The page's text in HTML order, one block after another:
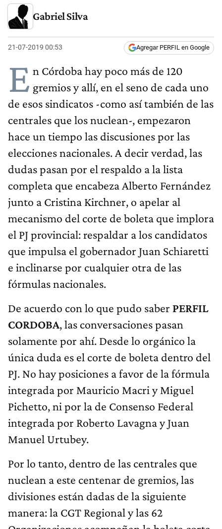
Gabriel Silva
21-07-2019 00:53 Agregar PERFIL en Google
E n Córdoba hay poco más de 120
gremios y allí, en el seno de cada uno
de esos sindicatos -como así también de las
centrales que los nuclean-, empezaron
hace un tiempo las discusiones por las
elecciones nacionales. A decir verdad, las
dudas pasan por el respaldo a la lista
completa que encabeza Alberto Fernández
junto a Cristina Kirchner, o apelar al
mecanismo del corte de boleta que implora
el PJ provincial: respaldar a los candidatos
que impulsa el gobernador Juan Schiaretti
e inclinarse por cualquier otra de las
fórmulas nacionales.
De acuerdo con lo que pudo saber PERFIL
CORDOBA, las conversaciones pasan
solamente por ahí. Desde lo orgánico la
única duda es el corte de boleta dentro del
PJ. No hay posiciones a favor de la fórmula
integrada por Mauricio Macri y Miguel
Pichetto, ni por la de Consenso Federal
integrada por Roberto Lavagna y Juan
Manuel Urtubey.
Por lo tanto, dentro de las centrales que
nuclean a este centenar de gremios, las
divisiones están dadas de la siguiente
manera: la CGT Regional y las 62